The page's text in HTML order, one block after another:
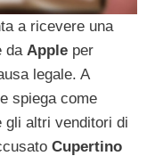
a ricevere una
da Apple per
legale. A
spiega come
gli altri venditori di
Cupertino